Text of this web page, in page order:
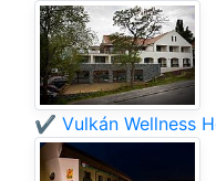
✔️ Vulkán Wellness